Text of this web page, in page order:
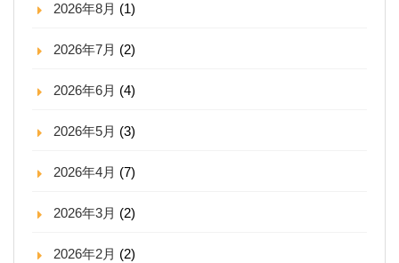
2026年8月 (1)
2026年7月 (2)
2026年6月 (4)
2026年5月 (3)
2026年4月 (7)
2026年3月 (2)
2026年2月 (2)